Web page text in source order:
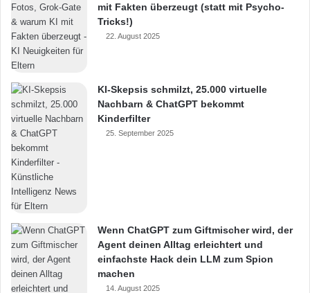
mit Fakten überzeugt (statt mit Psycho-
Tricks!)
22. August 2025
KI-Skepsis schmilzt, 25.000 virtuelle
Nachbarn & ChatGPT bekommt
Kinderfilter
25. September 2025
Wenn ChatGPT zum Giftmischer wird, der
Agent deinen Alltag erleichtert und
einfachste Hack dein LLM zum Spion
machen
14. August 2025